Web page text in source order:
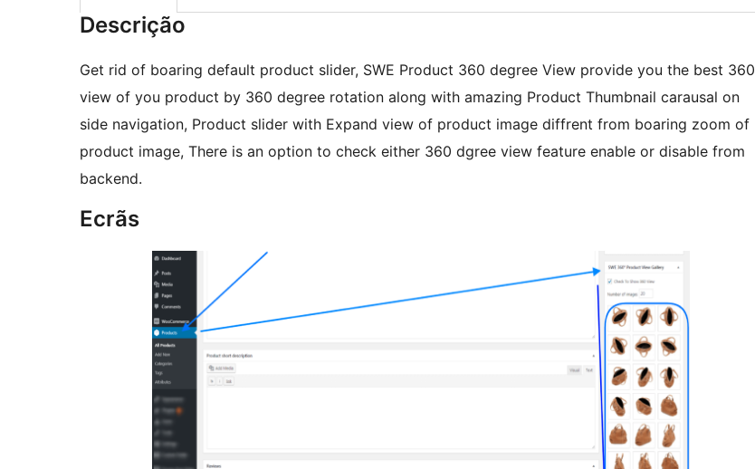
Descrição
Get rid of boaring default product slider, SWE Product 360 degree View provide you the best 360
view of you product by 360 degree rotation along with amazing Product Thumbnail carausal on
side navigation, Product slider with Expand view of product image diffrent from boaring zoom of
product image, There is an option to check either 360 dgree view feature enable or disable from
backend.
Ecrãs